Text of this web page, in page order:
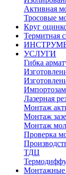
Активная
Тросовые
Круг
Термитная
УСЛУГИ
Гибка
Лазерная
Монтаж
Монтаж
Монтаж
Проверка
ТДЦ
Монтажные